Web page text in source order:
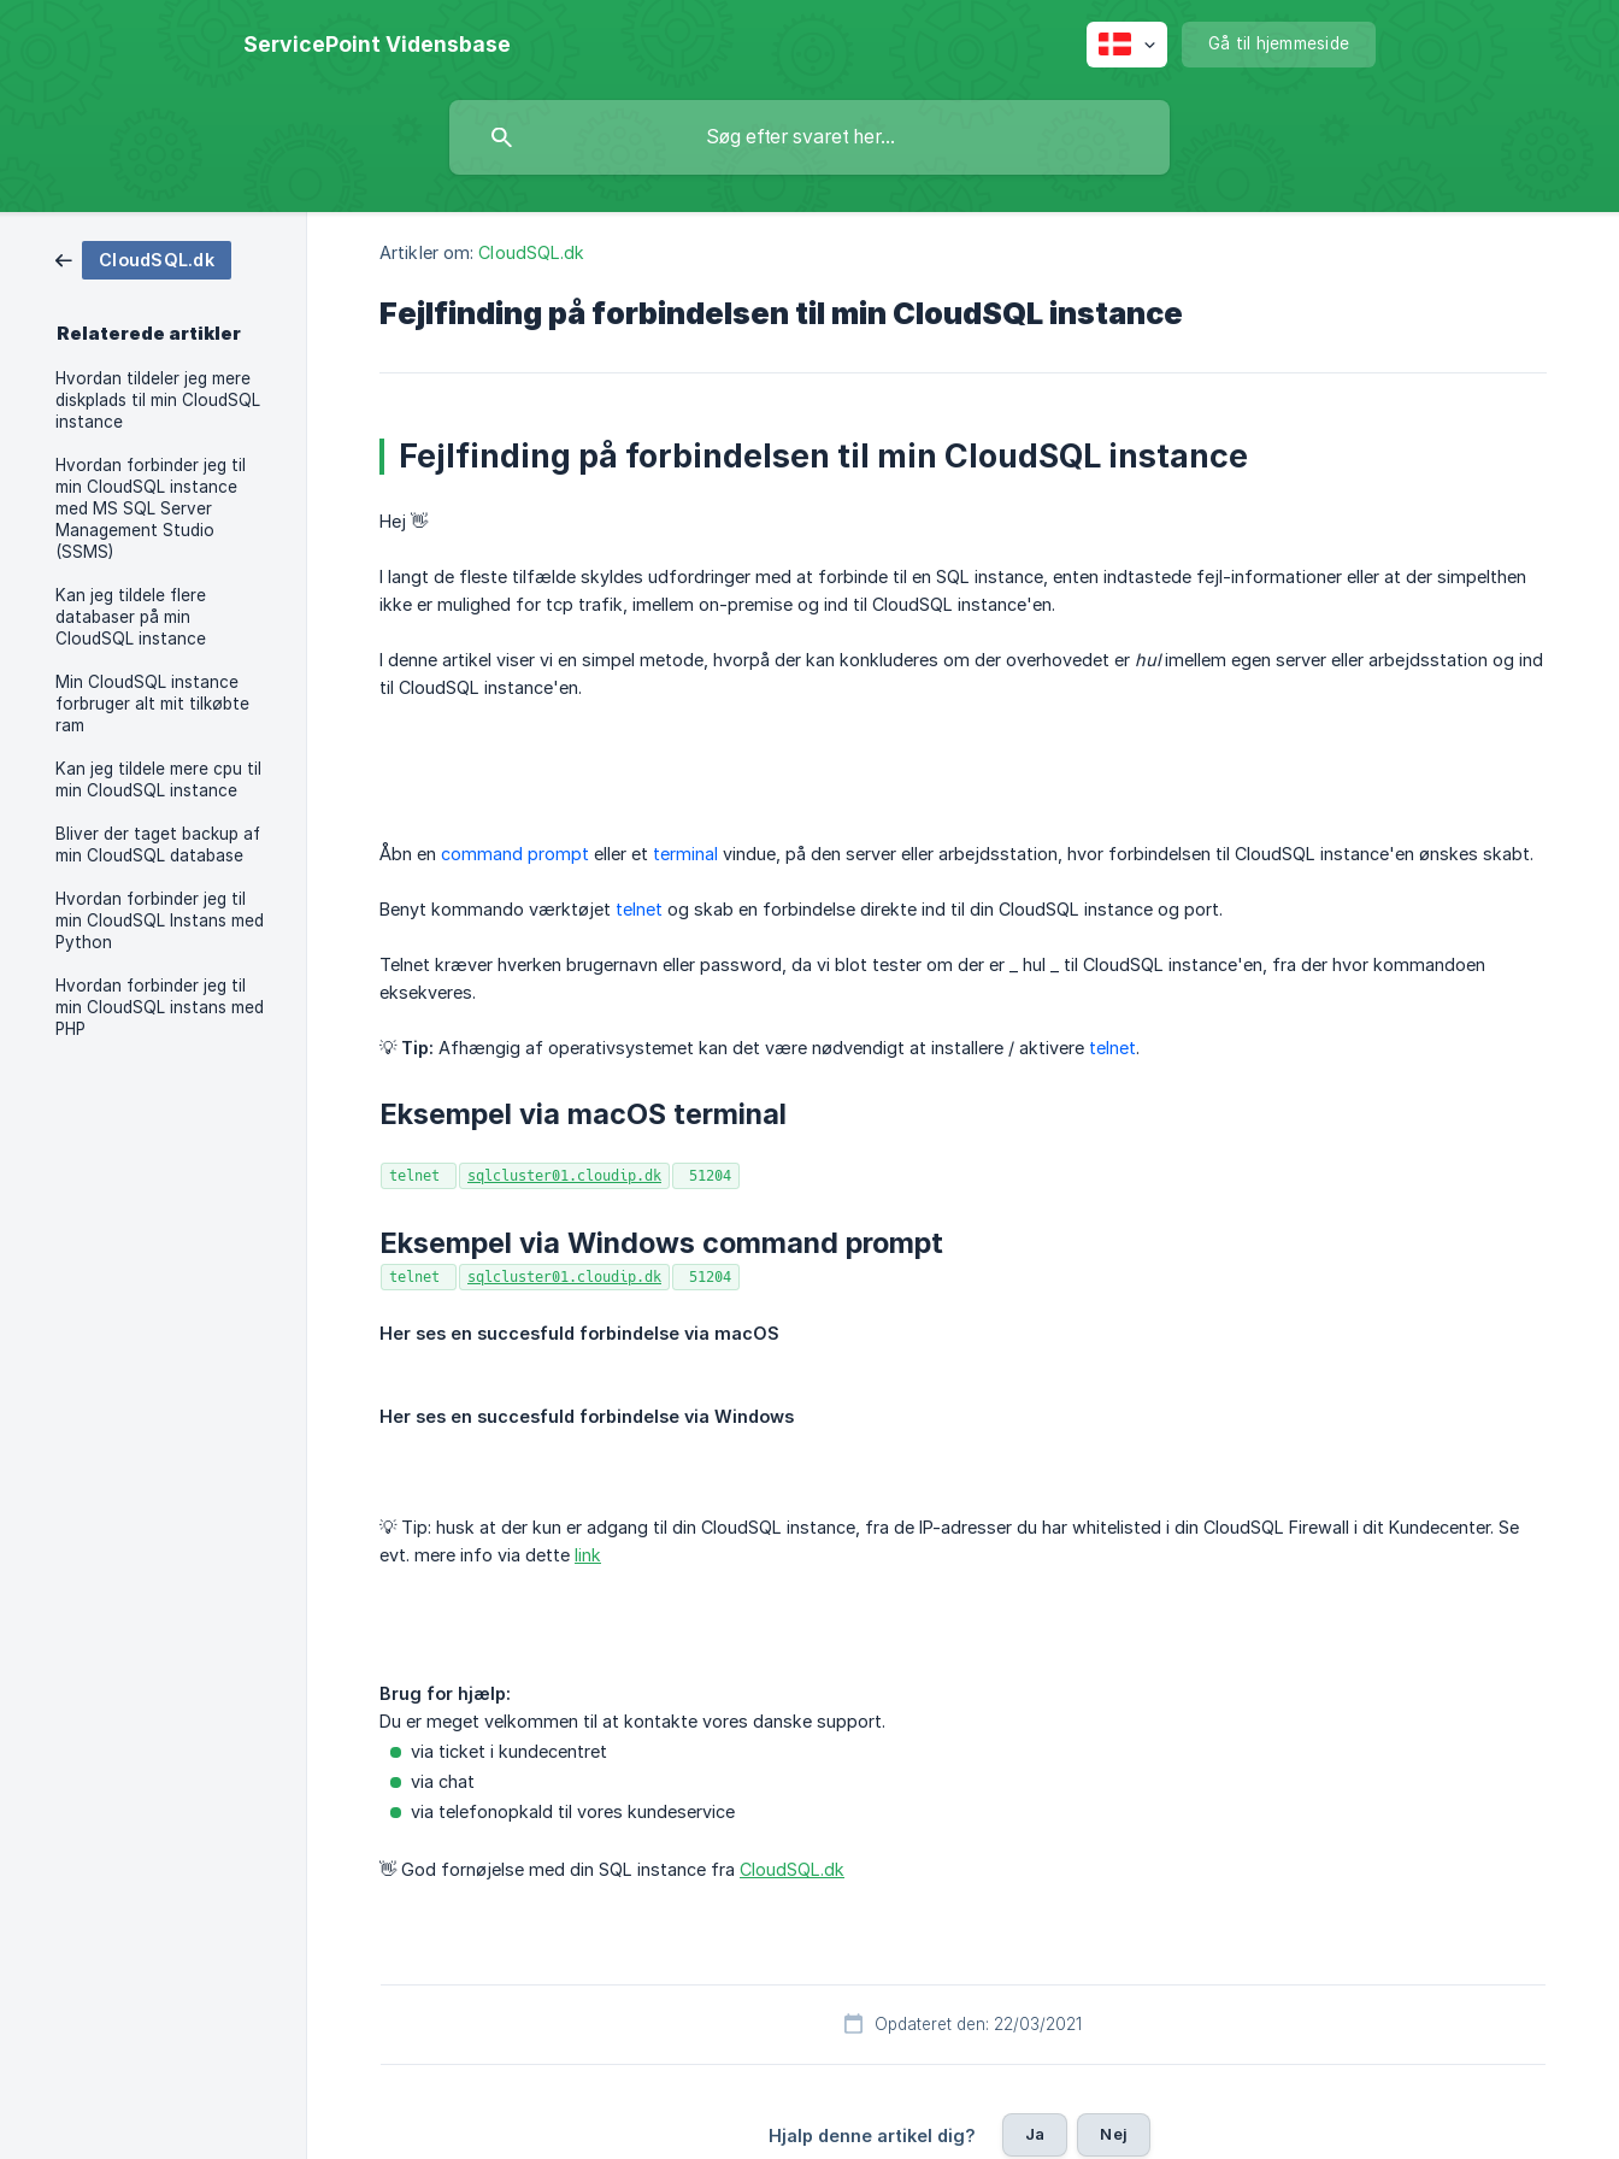
ServicePoint Vidensbase Gå til hjemmeside
CloudSQL.dk
Relaterede artikler
Hvordan tildeler jeg mere
diskplads til min CloudSQL
instance
Hvordan forbinder jeg til
min CloudSQL instance
med MS SQL Server
Management Studio
(SSMS)
Kan jeg tildele flere
databaser på min
CloudSQL instance
Min CloudSQL instance
forbruger alt mit tilkøbte
ram
Kan jeg tildele mere cpu til
min CloudSQL instance
Bliver der taget backup af
min CloudSQL database
Hvordan forbinder jeg til
min CloudSQL Instans med
Python
Hvordan forbinder jeg til
min CloudSQL instans med
PHP
Artikler om: CloudSQL.dk
Fejlfinding på forbindelsen til min CloudSQL instance
Fejlfinding på forbindelsen til min CloudSQL instance
Hej 👋
I langt de fleste tilfælde skyldes udfordringer med at forbinde til en SQL instance, enten indtastede fejl-informationer eller at der simpelthen
ikke er mulighed for tcp trafik, imellem on-premise og ind til CloudSQL instance'en.
I denne artikel viser vi en simpel metode, hvorpå der kan konkluderes om der overhovedet er hulimellem egen server eller arbejdsstation og ind
til CloudSQL instance'en.
Åbn en command prompt eller et terminal vindue, på den server eller arbejdsstation, hvor forbindelsen til CloudSQL instance'en ønskes skabt.
Benyt kommando værktøjet telnet og skab en forbindelse direkte ind til din CloudSQL instance og port.
Telnet kræver hverken brugernavn eller password, da vi blot tester om der er _ hul _ til CloudSQL instance'en, fra der hvor kommandoen
eksekveres.
💡️ Tip: Afhængig af operativsystemet kan det være nødvendigt at installere / aktivere telnet.
Eksempel via macOS terminal
telnet sqlcluster01.cloudip.dk 51204
Eksempel via Windows command prompt
telnet sqlcluster01.cloudip.dk 51204
Her ses en succesfuld forbindelse via macOS
Her ses en succesfuld forbindelse via Windows
💡️ Tip: husk at der kun er adgang til din CloudSQL instance, fra de IP-adresser du har whitelisted i din CloudSQL Firewall i dit Kundecenter. Se
evt. mere info via dette link
Brug for hjælp:
Du er meget velkommen til at kontakte vores danske support.
via ticket i kundecentret
via chat
via telefonopkald til vores kundeservice
👋️ God fornøjelse med din SQL instance fra CloudSQL.dk
Opdateret den: 22/03/2021
Hjalp denne artikel dig? Ja Nej